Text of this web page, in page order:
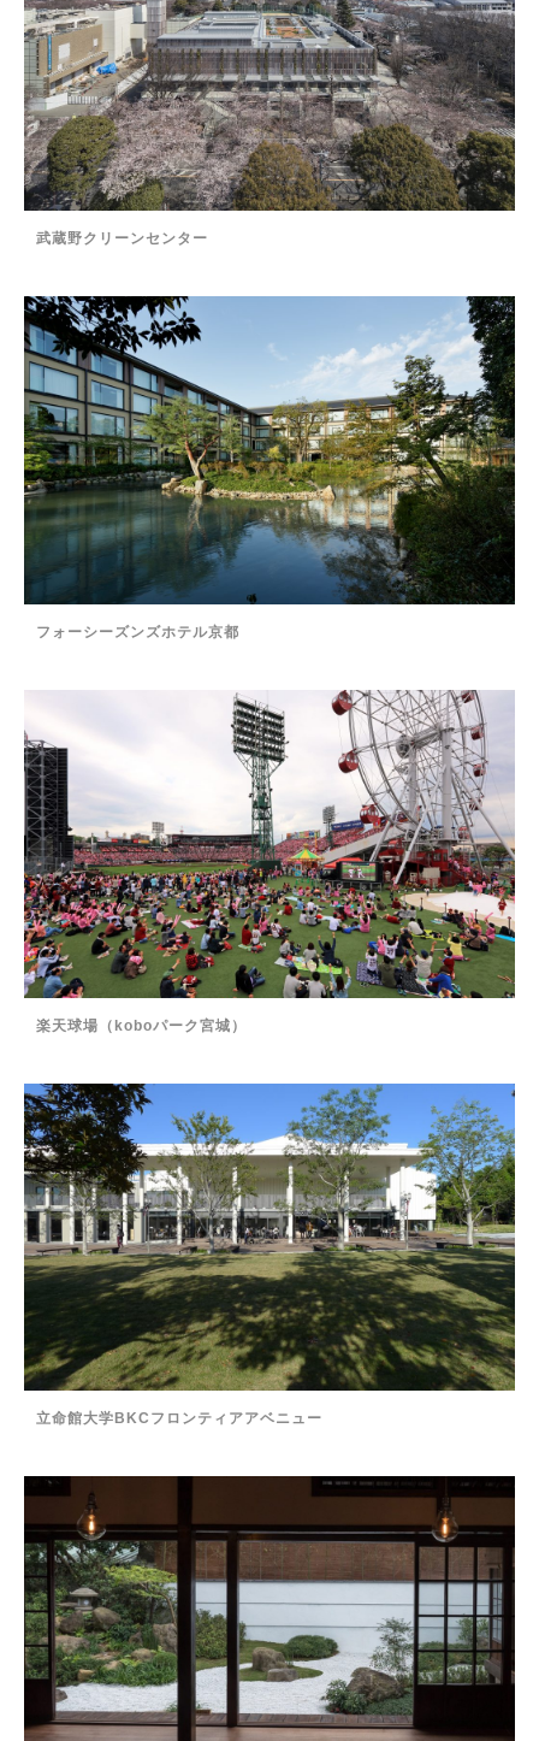
武蔵野クリーンセンター
フォーシーズンズホテル京都
楽天球場（koboパーク宮城）
立命館大学BKCフロンティアアベニュー